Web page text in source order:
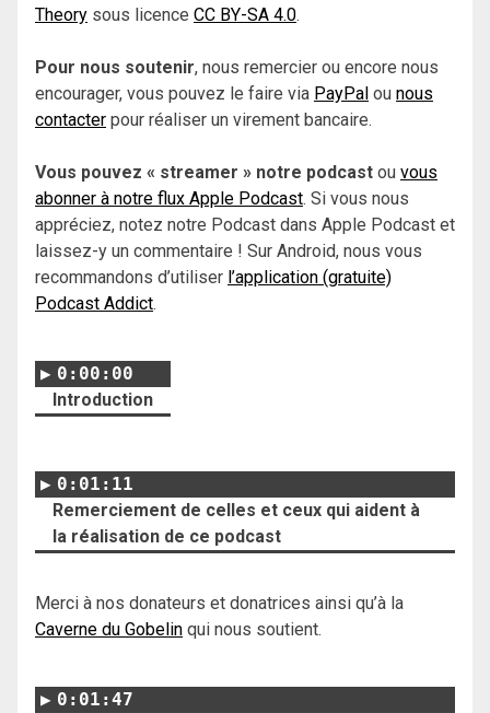
Theory sous licence CC BY-SA 4.0.
Pour nous soutenir, nous remercier ou encore nous
encourager, vous pouvez le faire via PayPal ou nous
contacter pour réaliser un virement bancaire.
Vous pouvez « streamer » notre podcast ou vous
abonner à notre flux Apple Podcast. Si vous nous
appréciez, notez notre Podcast dans Apple Podcast et
laissez-y un commentaire ! Sur Android, nous vous
recommandons d’utiliser l’application (gratuite)
Podcast Addict.
0:00:00
Introduction
0:01:11
Remerciement de celles et ceux qui aident à
la réalisation de ce podcast
Merci à nos donateurs et donatrices ainsi qu’à la
Caverne du Gobelin qui nous soutient.
0:01:47